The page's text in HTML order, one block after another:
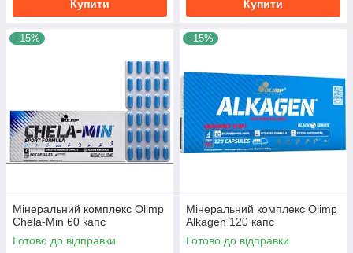
Купити Купити
–15%
Мінеральний комплекс Olimp
Chela-Min 60 капс
Готово до відправки
–15%
Мінеральний комплекс Olimp
Alkagen 120 капс
Готово до відправки